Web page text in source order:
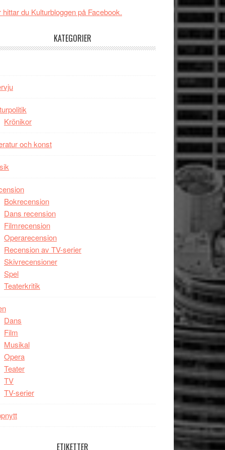
människans
imponerande
skådespelare
hittar du Kulturbloggen på Facebook.
KATEGORIER
Krönikor
och konst
Bokrecension
Dans recension
Filmrecension
Operarecension
Recension av TV-serier
Skivrecensioner
Spel
Teaterkritik
Dans
Film
Musikal
Opera
Teater
TV
TV-serier
ETIKETTER